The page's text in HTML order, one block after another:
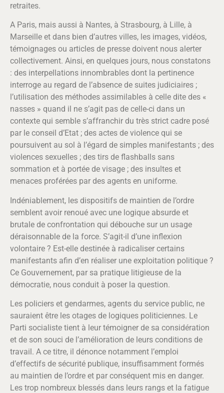
retraites.
A Paris, mais aussi à Nantes, à Strasbourg, à Lille, à
Marseille et dans bien d’autres villes, les images, vidéos,
témoignages ou articles de presse doivent nous alerter
collectivement. Ainsi, en quelques jours, nous constatons
: des interpellations innombrables dont la pertinence
interroge au regard de l’absence de suites judiciaires ;
l’utilisation des méthodes assimilables à celle dite des «
nasses » quand il ne s’agit pas de celle-ci dans un
contexte qui semble s’affranchir du très strict cadre posé
par le conseil d’Etat ; des actes de violence qui se
poursuivent au sol à l’égard de simples manifestants ; des
violences sexuelles ; des tirs de flashballs sans
sommation et à portée de visage ; des insultes et
menaces proférées par des agents en uniforme.
Indéniablement, les dispositifs de maintien de l’ordre
semblent avoir renoué avec une logique absurde et
brutale de confrontation qui débouche sur un usage
déraisonnable de la force. S’agit-il d’une inflexion
volontaire ? Est-elle destinée à radicaliser certains
manifestants afin d’en réaliser une exploitation politique ?
Ce Gouvernement, par sa pratique litigieuse de la
démocratie, nous conduit à poser la question.
Les policiers et gendarmes, agents du service public, ne
sauraient être les otages de logiques politiciennes. Le
Parti socialiste tient à leur témoigner de sa considération
et de son souci de l’amélioration de leurs conditions de
travail. A ce titre, il dénonce notamment l’emploi
d’effectifs de sécurité publique, insuffisamment formés
au maintien de l’ordre et par conséquent mis en danger.
Les trop nombreux blessés dans leurs rangs et la fatigue